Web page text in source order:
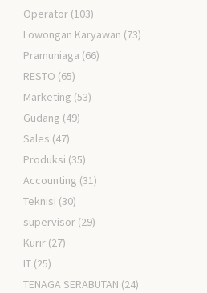
Operator (103)
Lowongan Karyawan (73)
Pramuniaga (66)
RESTO (65)
Marketing (53)
Gudang (49)
Sales (47)
Produksi (35)
Accounting (31)
Teknisi (30)
supervisor (29)
Kurir (27)
IT (25)
TENAGA SERABUTAN (24)